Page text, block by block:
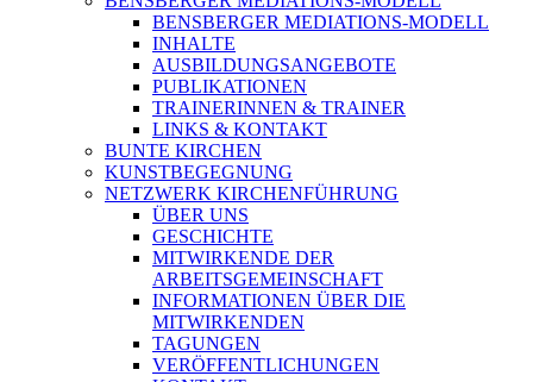
BENSBERGER MEDIATIONS-MODELL
INHALTE
AUSBILDUNGSANGEBOTE
PUBLIKATIONEN
TRAINERINNEN & TRAINER
LINKS & KONTAKT
BUNTE KIRCHEN
KUNSTBEGEGNUNG
NETZWERK KIRCHENFÜHRUNG
ÜBER UNS
GESCHICHTE
MITWIRKENDE DER
ARBEITSGEMEINSCHAFT
INFORMATIONEN ÜBER DIE
MITWIRKENDEN
TAGUNGEN
VERÖFFENTLICHUNGEN